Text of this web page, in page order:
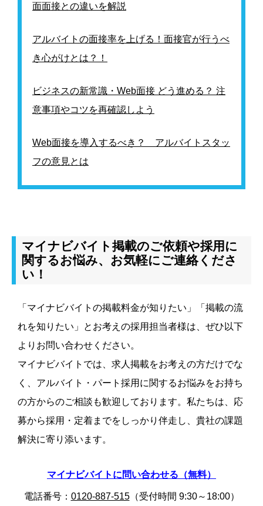
面面接との違いを解説
アルバイトの面接率を上げる！面接官が行うべ
き心がけとは？！
ビジネスの新常識・Web面接 どう進める？ 注
意事項やコツを再確認しよう
Web面接を導入するべき？ アルバイトスタッ
フの意見とは
マイナビバイト掲載のご依頼や採用に
関するお悩み、お気軽にご連絡くださ
い！
「マイナビバイトの掲載料金が知りたい」「掲載の流
れを知りたい」とお考えの採用担当者様は、ぜひ以下
よりお問い合わせください。
マイナビバイトでは、求人掲載をお考えの方だけでな
く、アルバイト・パート採用に関するお悩みをお持ち
の方からのご相談も歓迎しております。私たちは、応
募から採用・定着までをしっかり伴走し、貴社の課題
解決に寄り添います。
マイナビバイトに問い合わせる（無料）
電話番号： 0120-887-515（受付時間 9:30～18:00）